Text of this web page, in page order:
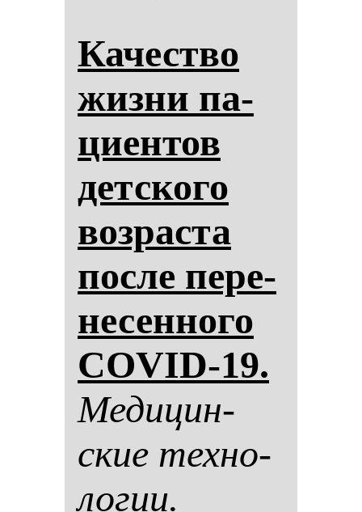
Ка­чес­тво
жиз­ни па­
ци­ен­тов
дет­ско­го
воз­рас­та
пос­ле пе­ре­
не­сен­но­го
COVID-19.
Ме­ди­цин­
ские тех­но­
ло­гии.